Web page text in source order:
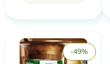
-49%